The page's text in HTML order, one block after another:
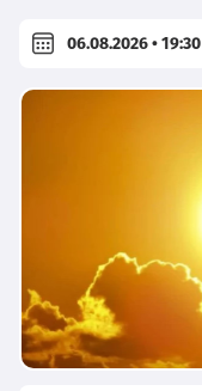
06.08.2026 • 19:30